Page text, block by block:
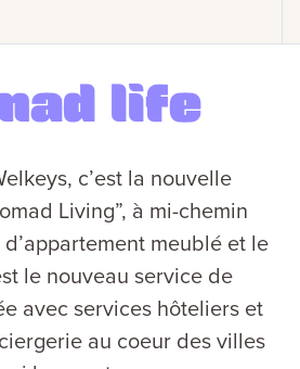
life
c’est la nouvelle
Living”, à mi-chemin
meublé et le
le nouveau service de
avec services hôteliers et
au coeur des villes